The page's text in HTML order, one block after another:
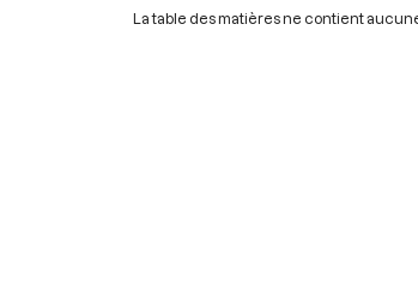
La table des matières ne contient